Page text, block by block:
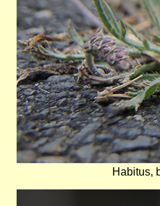
Habitus,